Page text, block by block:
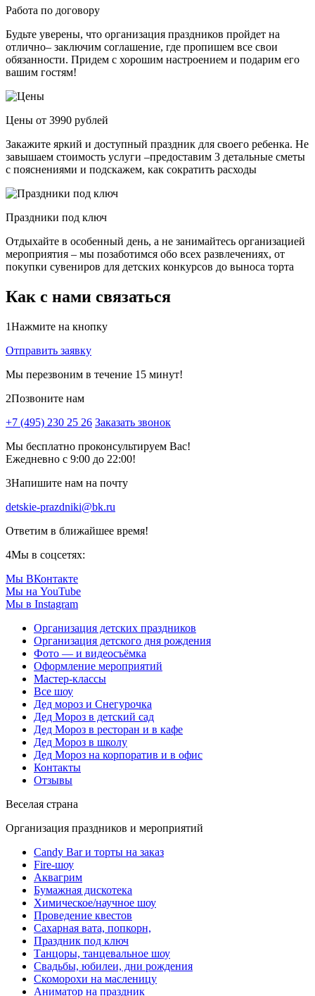
Работа по договору
Будьте уверены, что организация праздников пройдет на
отлично– заключим соглашение, где пропишем все свои
обязанности. Придем с хорошим настроением и подарим его
вашим гостям!
Цены от 3990 рублей
Закажите яркий и доступный праздник для своего ребенка. Не
завышаем стоимость услуги –предоставим 3 детальные сметы
с пояснениями и подскажем, как сократить расходы
Праздники под ключ
Отдыхайте в особенный день, а не занимайтесь организацией
мероприятия – мы позаботимся обо всех развлечениях, от
покупки сувениров для детских конкурсов до выноса торта
Как с нами связаться
1Нажмите на кнопку
Отправить заявку
Мы перезвоним в течение 15 минут!
2Позвоните нам
+7 (495) 230 25 26 Заказать звонок
Мы бесплатно проконсультируем Вас!
Ежедневно с 9:00 до 22:00!
3Напишите нам на почту
detskie-prazdniki@bk.ru
Ответим в ближайшее время!
4Мы в соцсетях:
Мы ВКонтакте
Мы на YouTube
Мы в Instagram
Организация детских праздников
Организация детского дня рождения
Фото — и видеосъёмка
Оформление мероприятий
Мастер-классы
Все шоу
Дед мороз и Снегурочка
Дед Мороз в детский сад
Дед Мороз в ресторан и в кафе
Дед Мороз в школу
Дед Мороз на корпоратив и в офис
Контакты
Отзывы
Веселая страна
Организация праздников и мероприятий
Candy Bar и торты на заказ
Fire-шоу
Аквагрим
Бумажная дискотека
Химическое/научное шоу
Проведение квестов
Сахарная вата, попкорн,
Праздник под ключ
Танцоры, танцевальное шоу
Свадьбы, юбилеи, дни рождения
Скоморохи на масленицу
Аниматор на праздник